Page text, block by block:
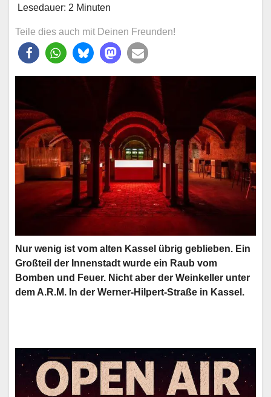
Lesedauer: 2 Minuten
Teile dies auch mit Deinen Freunden!
Nur wenig ist vom alten Kassel übrig geblieben. Ein
Großteil der Innenstadt wurde ein Raub vom
Bomben und Feuer. Nicht aber der Weinkeller unter
dem A.R.M. In der Werner-Hilpert-Straße in Kassel.